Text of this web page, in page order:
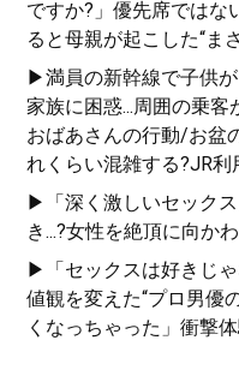
ですか?」優先席ではな
ると母親が起こした“ま
▶満員の新幹線で子供
家族に困惑...周囲の乗客
おばあさんの行動/お盆
れくらい混雑する?JR
▶「深く激しいセック
き...?女性を絶頂に向か
▶「セックスは好きじ
値観を変えた“プロ男優
くなっちゃった」衝撃